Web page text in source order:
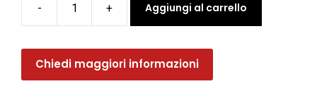
-
Termostufa
legna
SOFIA
PLUS
+ Aggiungi al carrello
Chiedi maggiori informazioni